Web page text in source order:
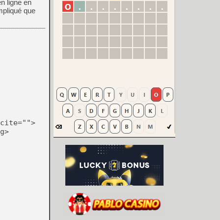
ligne en
que